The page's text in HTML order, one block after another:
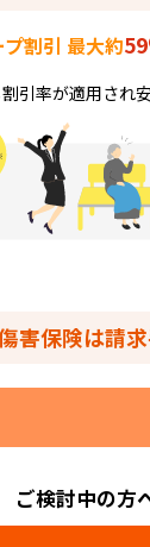
割引 最大約
引率が適用され安
害保険は請
ご検討中の方